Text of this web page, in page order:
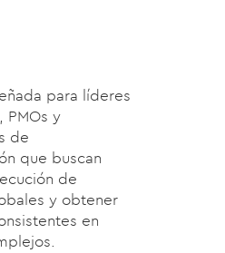
para líderes
y
de
que buscan
de
y obtener
en